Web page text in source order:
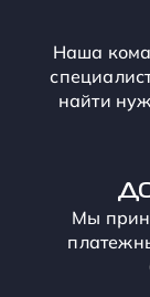
Наша
найти
Мы